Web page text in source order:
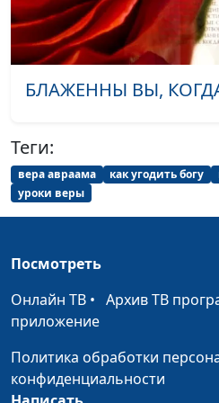
Спасение по вере или по
делам?
БЛАЖЕННЫ ВЫ,
Теги:
вера авраама как угодить богу
уроки веры
Посмотреть
Онлайн ТВ • Архив ТВ
приложение
Политика обработки
конфиденциальности